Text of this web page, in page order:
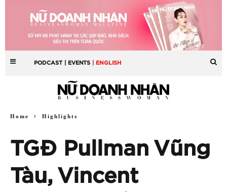
PODCAST | EVENTS | ENGLISH
Home Highlights
TGĐ Pullman Vũng
Tàu, Vincent